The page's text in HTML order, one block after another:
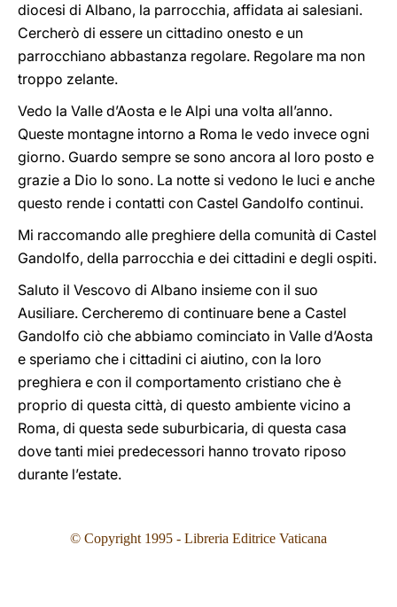
diocesi di Albano, la parrocchia, affidata ai salesiani.
Cercherò di essere un cittadino onesto e un
parrocchiano abbastanza regolare. Regolare ma non
troppo zelante.
Vedo la Valle d’Aosta e le Alpi una volta all’anno.
Queste montagne intorno a Roma le vedo invece ogni
giorno. Guardo sempre se sono ancora al loro posto e
grazie a Dio lo sono. La notte si vedono le luci e anche
questo rende i contatti con Castel Gandolfo continui.
Mi raccomando alle preghiere della comunità di Castel
Gandolfo, della parrocchia e dei cittadini e degli ospiti.
Saluto il Vescovo di Albano insieme con il suo
Ausiliare. Cercheremo di continuare bene a Castel
Gandolfo ciò che abbiamo cominciato in Valle d’Aosta
e speriamo che i cittadini ci aiutino, con la loro
preghiera e con il comportamento cristiano che è
proprio di questa città, di questo ambiente vicino a
Roma, di questa sede suburbicaria, di questa casa
dove tanti miei predecessori hanno trovato riposo
durante l’estate.
© Copyright 1995 - Libreria Editrice Vaticana